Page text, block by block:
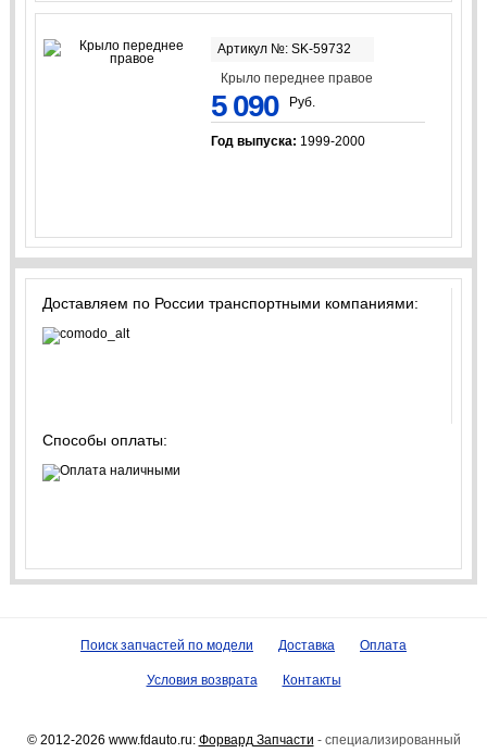
Артикул №: SK-59732
Крыло переднее правое
5 090 Руб.
Год выпуска: 1999-2000
Доставляем по России транспортными компаниями:
Способы оплаты:
Поиск запчастей по модели Доставка Оплата
Условия возврата Контакты
© 2012-2026 www.fdauto.ru: Форвард Запчасти - специализированный